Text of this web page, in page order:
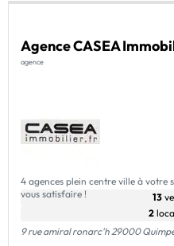
Agence CASEA
agence
4 agences plein centre ville à votre
vous satisfaire !
13
2
9 rue amiral ronarc'h 29000